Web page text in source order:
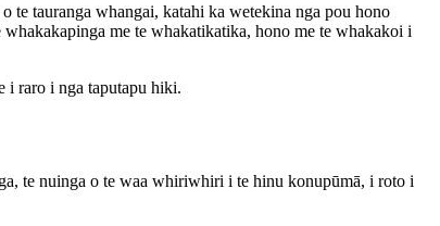
te tauranga whangai, katahi ka wetekina nga pou hono
me te whakatikatika, hono me te whakakoi i
i raro i nga taputapu hiki.
te nuinga o te waa whiriwhiri i te hinu konupūmā, i roto i